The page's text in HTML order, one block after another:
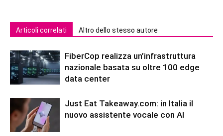
Articoli correlati Altro dello stesso autore
FiberCop realizza un’infrastruttura
nazionale basata su oltre 100 edge
data center
Just Eat Takeaway.com: in Italia il
nuovo assistente vocale con AI